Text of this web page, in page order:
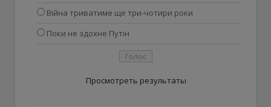
Війна триватиме ще три-чотири роки
Поки не здохне Путін
Просмотреть результаты